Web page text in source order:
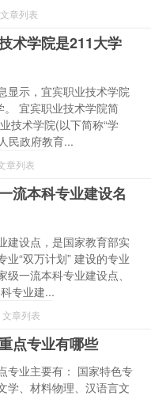
文章列表
术学院是211大学
显示，宜宾职业技术学院
。 宜宾职业技术学院简
技术学院(以下简称“学
民政府教育...
章列表
流本科专业建设名
建设点，是国家教育部实
业“双万计划” 建设的专业
级一流本科专业建设点、
专业建...
文章列表
点专业有哪些
专业主要有： 国家特色专
学、材料物理、汉语言文